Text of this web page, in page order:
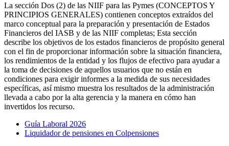
La sección Dos (2) de las NIIF para las Pymes (CONCEPTOS Y
PRINCIPIOS GENERALES) contienen conceptos extraídos del
marco conceptual para la preparación y presentación de Estados
Financieros del IASB y de las NIIF completas; Esta sección
describe los objetivos de los estados financieros de propósito general
con el fin de proporcionar información sobre la situación financiera,
los rendimientos de la entidad y los flujos de efectivo para ayudar a
la toma de decisiones de aquellos usuarios que no están en
condiciones para exigir informes a la medida de sus necesidades
específicas, así mismo muestra los resultados de la administración
llevada a cabo por la alta gerencia y la manera en cómo han
invertidos los recurso.
Guía Laboral 2026
Liquidador de pensiones en Colpensiones